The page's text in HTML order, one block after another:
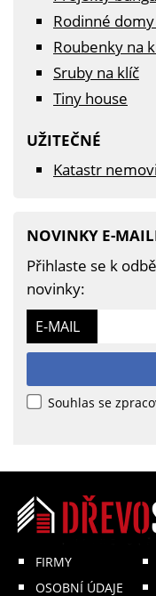
Rodinné
Roubenky na
Sruby na klíč
Tiny house
UŽITEČNÉ
Katastr
NOVINKY E-
Přihlaste se k
novinky:
E-MAIL
Souhlas se
FIRMY
OSOBNÍ ÚDAJE